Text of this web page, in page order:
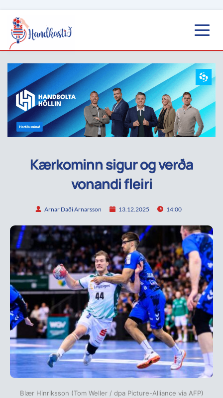
Kærkominn sigur og verða
vonandi fleiri
Arnar Daði Arnarsson 13.12.2025 14:00
Blær Hinriksson (Tom Weller / dpa Picture-Alliance via AFP)